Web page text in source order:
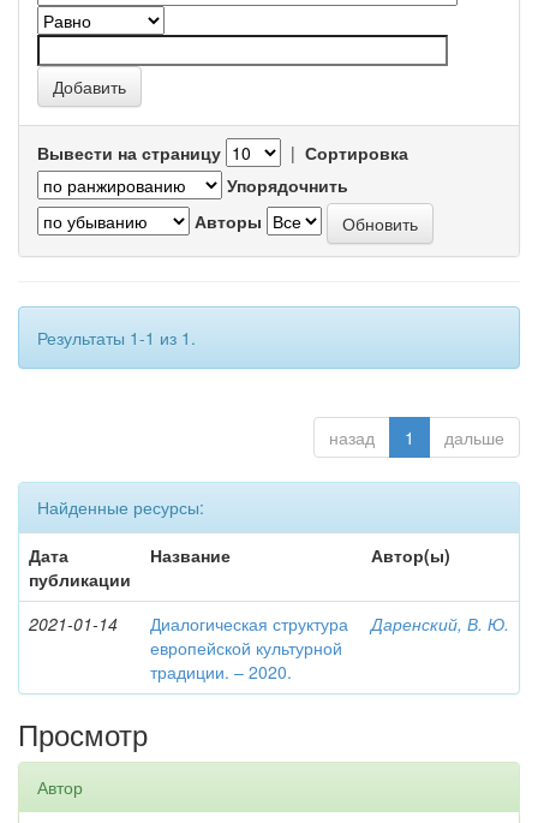
Вывести на страницу | Сортировка
Упорядочнить
Авторы
Результаты 1-1 из 1.
назад 1 дальше
Найденные ресурсы:
Дата
публикации
Название Автор(ы)
2021-01-14
Диалогическая структура
европейской культурной
традиции. – 2020.
Даренский, В. Ю.
Просмотр
Автор